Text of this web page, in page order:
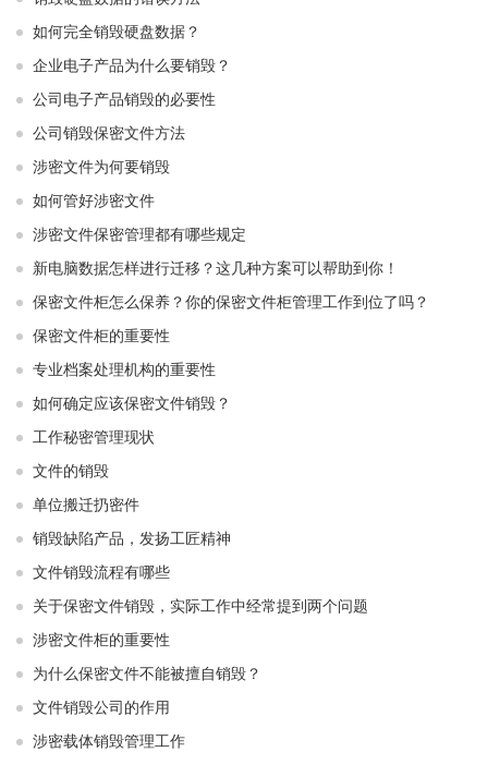
如何完全销毁硬盘数据？
企业电子产品为什么要销毁？
公司电子产品销毁的必要性
公司销毁保密文件方法
涉密文件为何要销毁
如何管好涉密文件
涉密文件保密管理都有哪些规定
新电脑数据怎样进行迁移？这几种方案可以帮助到你！
保密文件柜怎么保养？你的保密文件柜管理工作到位了吗？
保密文件柜的重要性
专业档案处理机构的重要性
如何确定应该保密文件销毁？
工作秘密管理现状
文件的销毁
单位搬迁扔密件
销毁缺陷产品，发扬工匠精神
文件销毁流程有哪些
关于保密文件销毁，实际工作中经常提到两个问题
涉密文件柜的重要性
为什么保密文件不能被擅自销毁？
文件销毁公司的作用
涉密载体销毁管理工作